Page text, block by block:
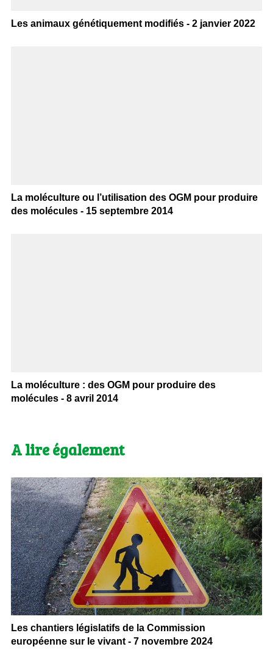
Les animaux génétiquement modifiés - 2 janvier 2022
La moléculture ou l’utilisation des OGM pour produire
des molécules - 15 septembre 2014
La moléculture : des OGM pour produire des
molécules - 8 avril 2014
A lire également
Les chantiers législatifs de la Commission
européenne sur le vivant - 7 novembre 2024